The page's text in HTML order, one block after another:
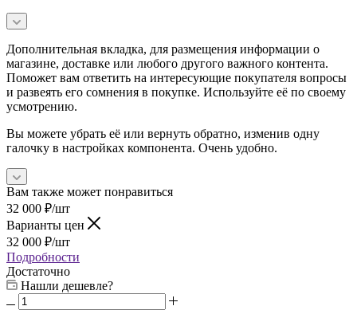
Дополнительная вкладка, для размещения информации о
магазине, доставке или любого другого важного контента.
Поможет вам ответить на интересующие покупателя вопросы
и развеять его сомнения в покупке. Используйте её по своему
усмотрению.
Вы можете убрать её или вернуть обратно, изменив одну
галочку в настройках компонента. Очень удобно.
Вам также может понравиться
32 000 ₽/шт
Варианты цен
32 000 ₽/шт
Подробности
Достаточно
Нашли дешевле?